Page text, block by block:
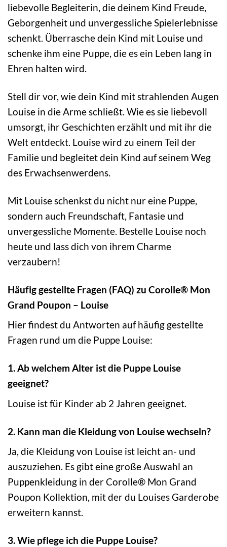
liebevolle Begleiterin, die deinem Kind Freude,
Geborgenheit und unvergessliche Spielerlebnisse
schenkt. Überrasche dein Kind mit Louise und
schenke ihm eine Puppe, die es ein Leben lang in
Ehren halten wird.
Stell dir vor, wie dein Kind mit strahlenden Augen
Louise in die Arme schließt. Wie es sie liebevoll
umsorgt, ihr Geschichten erzählt und mit ihr die
Welt entdeckt. Louise wird zu einem Teil der
Familie und begleitet dein Kind auf seinem Weg
des Erwachsenwerdens.
Mit Louise schenkst du nicht nur eine Puppe,
sondern auch Freundschaft, Fantasie und
unvergessliche Momente. Bestelle Louise noch
heute und lass dich von ihrem Charme
verzaubern!
Häufig gestellte Fragen (FAQ) zu Corolle® Mon
Grand Poupon – Louise
Hier findest du Antworten auf häufig gestellte
Fragen rund um die Puppe Louise:
1. Ab welchem Alter ist die Puppe Louise
geeignet?
Louise ist für Kinder ab 2 Jahren geeignet.
2. Kann man die Kleidung von Louise wechseln?
Ja, die Kleidung von Louise ist leicht an- und
auszuziehen. Es gibt eine große Auswahl an
Puppenkleidung in der Corolle® Mon Grand
Poupon Kollektion, mit der du Louises Garderobe
erweitern kannst.
3. Wie pflege ich die Puppe Louise?